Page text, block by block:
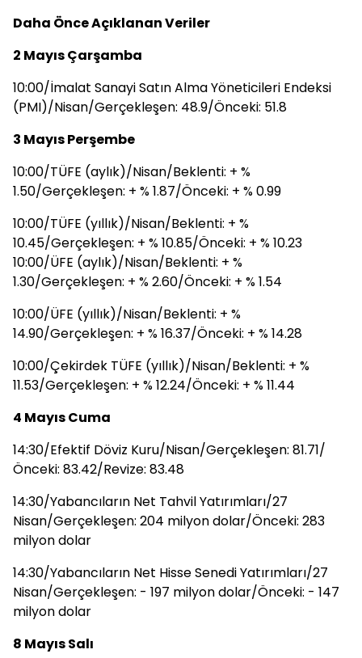
Daha Önce Açıklanan Veriler
2 Mayıs Çarşamba
10:00/İmalat Sanayi Satın Alma Yöneticileri Endeksi
(PMI)/Nisan/Gerçekleşen: 48.9/Önceki: 51.8
3 Mayıs Perşembe
10:00/TÜFE (aylık)/Nisan/Beklenti: + %
1.50/Gerçekleşen: + % 1.87/Önceki: + % 0.99
10:00/TÜFE (yıllık)/Nisan/Beklenti: + %
10.45/Gerçekleşen: + % 10.85/Önceki: + % 10.23
10:00/ÜFE (aylık)/Nisan/Beklenti: + %
1.30/Gerçekleşen: + % 2.60/Önceki: + % 1.54
10:00/ÜFE (yıllık)/Nisan/Beklenti: + %
14.90/Gerçekleşen: + % 16.37/Önceki: + % 14.28
10:00/Çekirdek TÜFE (yıllık)/Nisan/Beklenti: + %
11.53/Gerçekleşen: + % 12.24/Önceki: + % 11.44
4 Mayıs Cuma
14:30/Efektif Döviz Kuru/Nisan/Gerçekleşen: 81.71/
Önceki: 83.42/Revize: 83.48
14:30/Yabancıların Net Tahvil Yatırımları/27
Nisan/Gerçekleşen: 204 milyon dolar/Önceki: 283
milyon dolar
14:30/Yabancıların Net Hisse Senedi Yatırımları/27
Nisan/Gerçekleşen: - 197 milyon dolar/Önceki: - 147
milyon dolar
8 Mayıs Salı